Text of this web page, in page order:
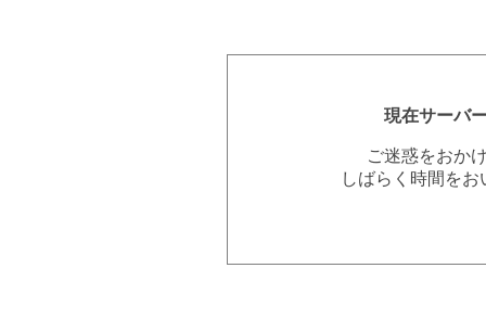
現在サーバ
ご迷惑をおか
しばらく時間を